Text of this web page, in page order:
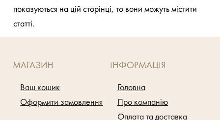
показуються на цій сторінці, то вони можуть містити
статті.
МАГАЗИН
Ваш кошик
Оформити замовлення
ІНФОРМАЦІЯ
Головна
Про компанію
Оплата та доставка